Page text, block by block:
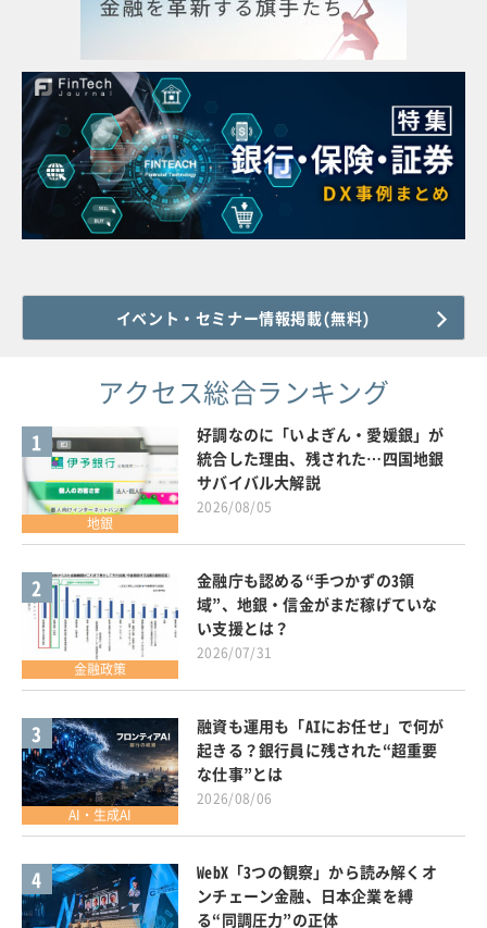
イベント・セミナー情報掲載(無料)
アクセス総合ランキング
1
地銀
好調なのに「いよぎん・愛媛銀」が
統合した理由、残された…四国地銀
サバイバル大解説
2026/08/05
2
金融政策
金融庁も認める“手つかずの3領
域”、地銀・信金がまだ稼げていな
い支援とは？
2026/07/31
3
AI・生成AI
融資も運用も「AIにお任せ」で何が
起きる？銀行員に残された“超重要
な仕事”とは
2026/08/06
4
WebX「3つの観察」から読み解くオ
ンチェーン金融、日本企業を縛
る“同調圧力”の正体